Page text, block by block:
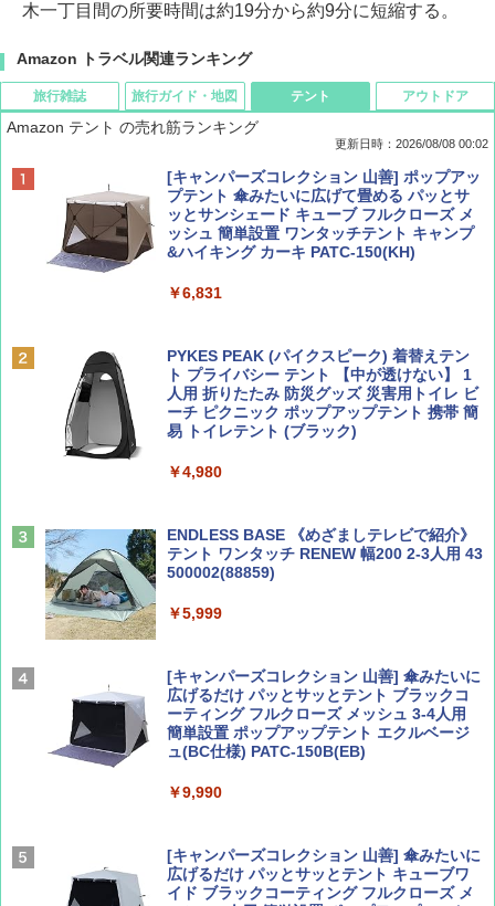
木一丁目間の所要時間は約19分から約9分に短縮する。
Amazon トラベル関連ランキング
旅行雑誌
BE-PAL(ビ-パル) 2026年 9 月号【特別付録:
SOTO ミニマル"旅"財布 ランダム2種】
￥1,500
￥713
AIRLINE（エアライン）2026年9月号【特
集】ボーイング110周年を祝して！
￥1,760
旅行ガイド・地図
D40 地球の歩き方 チェンマイ タイ北部の魅
力的な町 2026～2027 地球の歩き方D アジア
￥2,079
￥2,695
ァキア 2026～2027 地球の歩き方A ヨーロッ
￥2,277
A09 地球の歩き方 イタリア 2026～2027 地
球の歩き方A ヨーロッパ
￥2,479
テント
Amazon テント の売れ筋ランキング
更新日時：2026/08/08 00:02
[キャンパーズコレクション 山善] ポップアッ
プテント 傘みたいに広げて畳める パッとサ
ッとサンシェード キューブ フルクローズ メ
ッシュ 簡単設置 ワンタッチテント キャンプ
&ハイキング カーキ PATC-150(KH)
￥6,831
PYKES PEAK (パイクスピーク) 着替えテン
ト プライバシー テント 【中が透けない】 1
人用 折りたたみ 防災グッズ 災害用トイレ ビ
ーチ ピクニック ポップアップテント 携帯 簡
易 トイレテント (ブラック)
￥4,980
ENDLESS BASE 《めざましテレビで紹介》
テント ワンタッチ RENEW 幅200 2-3人用 43
500002(88859)
￥5,999
[キャンパーズコレクション 山善] 傘みたいに
広げるだけ パッとサッとテント ブラックコ
ーティング フルクローズ メッシュ 3-4人用
簡単設置 ポップアップテント エクルベージ
ュ(BC仕様) PATC-150B(EB)
￥9,990
[キャンパーズコレクション 山善] 傘みたいに
広げるだけ パッとサッとテント キューブワ
イド ブラックコーティング フルクローズ メ
アウトドア